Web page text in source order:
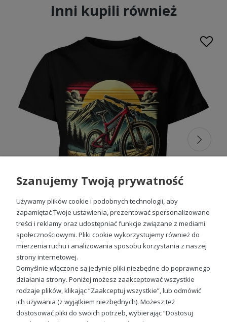
Wytrzymałe i praktyczne
Dla aktywnych i wymagających młodych kolarzy
proponujemy
, które cechuje
nie tylko estetyczny wygląd, ale także wyjątkowa trwałość.
Wykonane z wysokiej jakości materiałów, nasze
koszulki
rowerowe dla dziecisą odporne na ścieranie i zapewniają
optymalną ochronę podczas jazdy. Dzięki nim Twoje
dziecko będzie czuło się pewnie i komfortowo nawet
podczas najbardziej intensywnych treningów. Solidne szwy
oraz trwałe materiały gwarantują, żekoszulki kolarskie
będą służyły przez wiele sezonów bez utraty
jakości.
Indywidualny styl dla każdego
malucha - koszulki kolarskie dla
dzieci
Daj swojemu dziecku możliwość wyrażenia siebie poprzez
naszekoszulki z nadrukiem . W naszej kolekcji znajdziesz
niekoszulki rowerowe dziecięce, ale także wiele innych
motywów, które z pewnością zainteresują Twojego
malucha. Pozwól mu wyrazić swoje pasje i zainteresowania
poprzez ubrania z oryginalnymi wzorami, które będą
odzwierciedlać jego osobowość. Dzięki szerokiej gamie
wzorów, każde dziecko znajdzie coś idealnego dla siebie, co
pozwoli mu wyrazić swoją kreatywność i indywidualność.
Radość z ruchu i aktywności –
Inni kupili również
Rower w górskim pejzazu Dziecięca koszulka
Sprawdź nasze social media
Szanujemy Twoją prywatność
Używamy plików cookie i podobnych technologii, aby
zapamiętać Twoje ustawienia, prezentować spersonalizowane
treści i reklamy oraz udostępniać funkcje związane z mediami
społecznościowymi. Pliki cookie wykorzystujemy również do
mierzenia ruchu i analizowania sposobu korzystania z naszej
strony internetowej.
Domyślnie włączone są jedynie pliki niezbędne do poprawnego
działania strony. Poniżej możesz zaakceptować wszystkie
rodzaje plików, klikając “Zaakceptuj wszystkie”, lub odmówić
ich używania (z wyjątkiem niezbędnych). Możesz też
dostosować pliki do swoich potrzeb, wybierając “Dostosuj